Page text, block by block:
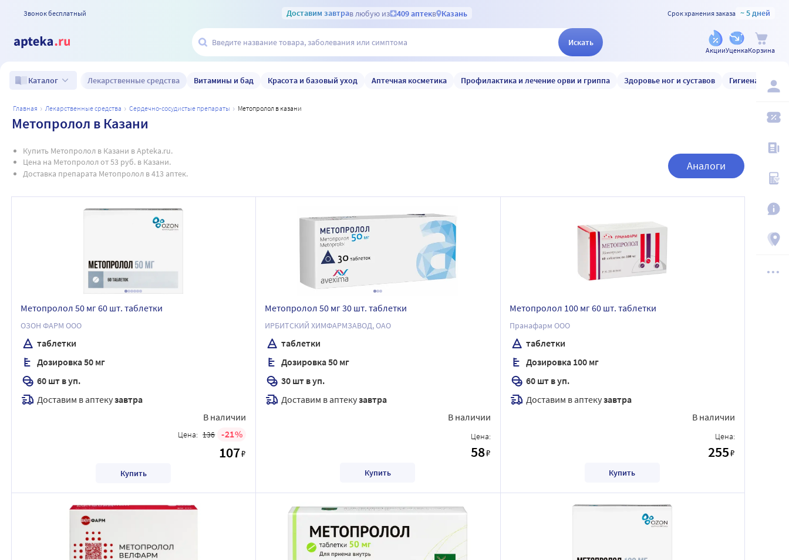
Звонок бесплатный Доставим завтрав любую из 409 аптекв Казань Срок хранения заказа ~ 5 дней
Искать
АкцииУценкаКорзина
Каталог Лекарственные средства Витамины и бад Красота и базовый уход Аптечная косметика Профилактика и лечение орви и гриппа Здоровье ног и суставов Гигиена и уход
главная лекарственные средства сердечно-сосудистые препараты метопролол в казани
Метопролол в Казани
Купить Метопролол в Казани в Apteka.ru.
Цена на Метопролол от 53 руб. в Казани.
Доставка препарата Метопролол в 413 аптек.
Аналоги
Метопролол 50 мг 60 шт. таблетки
ОЗОН ФАРМ ООО
таблетки
Дозировка 50 мг
60 шт в уп.
Доставим в аптекузавтра
В наличии
Цена: 136 21
107₽
Купить
Метопролол 50 мг 30 шт. таблетки
ИРБИТСКИЙ ХИМФАРМЗАВОД, ОАО
таблетки
Дозировка 50 мг
30 шт в уп.
Доставим в аптекузавтра
В наличии
Цена:
58₽
Купить
Метопролол 100 мг 60 шт. таблетки
Пранафарм ООО
таблетки
Дозировка 100 мг
60 шт в уп.
Доставим в аптекузавтра
В наличии
Цена:
255₽
Купить